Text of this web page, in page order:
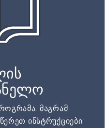
მაგრამ
ინსტრუქციები.